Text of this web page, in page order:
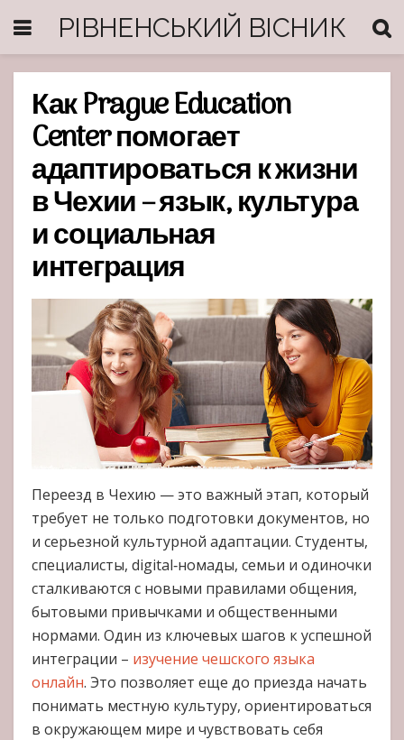
РІВНЕНСЬКИЙ ВІСНИК
Как Prague Education
Center помогает
адаптироваться к жизни
в Чехии – язык, культура
и социальная
интеграция
Переезд в Чехию — это важный этап, который
требует не только подготовки документов, но
и серьезной культурной адаптации. Студенты,
специалисты, digital‑номады, семьи и одиночки
сталкиваются с новыми правилами общения,
бытовыми привычками и общественными
нормами. Один из ключевых шагов к успешной
интеграции – изучение чешского языка
онлайн. Это позволяет еще до приезда начать
понимать местную культуру, ориентироваться
в окружающем мире и чувствовать себя